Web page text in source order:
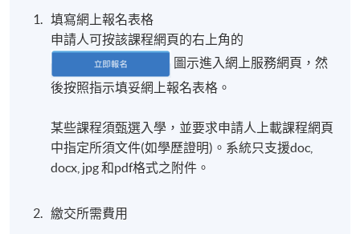
填寫網上報名表格
申請人可按該課程網頁的右上角的
圖示進入網上服務網頁，然
後按照指示填妥網上報名表格。
某些課程須甄選入學，並要求申請人上載課程網頁
中指定所須文件(如學歷證明)。系統只支援doc,
docx, jpg 和pdf格式之附件。
繳交所需費用